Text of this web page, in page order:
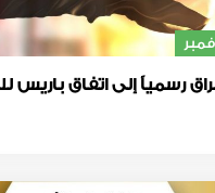
رسمياً إلى اتفاق باريس